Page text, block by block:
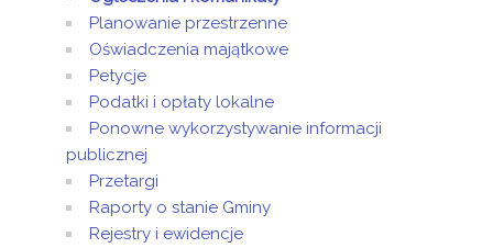
Planowanie przestrzenne
Oświadczenia majątkowe
Petycje
Podatki i opłaty lokalne
Ponowne wykorzystywanie informacji
publicznej
Przetargi
Raporty o stanie Gminy
Rejestry i ewidencje